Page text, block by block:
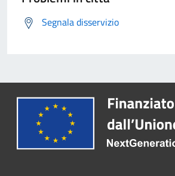
Segnala disservizio